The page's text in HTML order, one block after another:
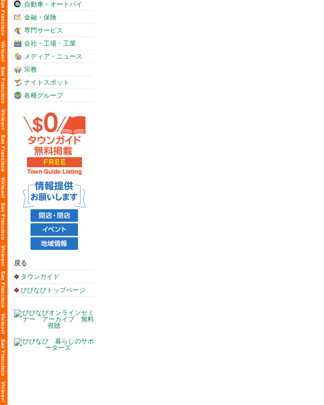
自動車・オートバイ
金融・保険
専門サービス
会社・工場・工業
メディア・ニュース
宗教
ナイトスポット
各種グループ
戻る
タウンガイド
びびなびトップページ